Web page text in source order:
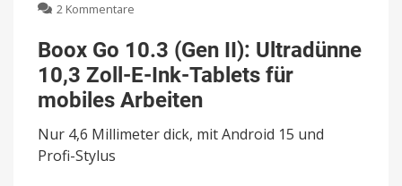
2 Kommentare
Go
10.3
(Gen
II):
Ultradünne
10,3
Zoll-
Boox Go 10.3 (Gen II): Ultradünne
10,3 Zoll-E-Ink-Tablets für
mobiles Arbeiten
Nur 4,6 Millimeter dick, mit Android 15 und
Profi-Stylus